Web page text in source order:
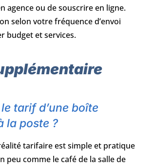
agence ou de souscrire en ligne.
selon votre fréquence d’envoi
budget et services.
tarif d’une boîte
la poste ?
tarifaire est simple et pratique
peu comme le café de la salle de